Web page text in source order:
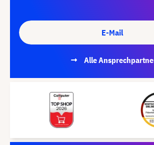
E-Mail
Alle